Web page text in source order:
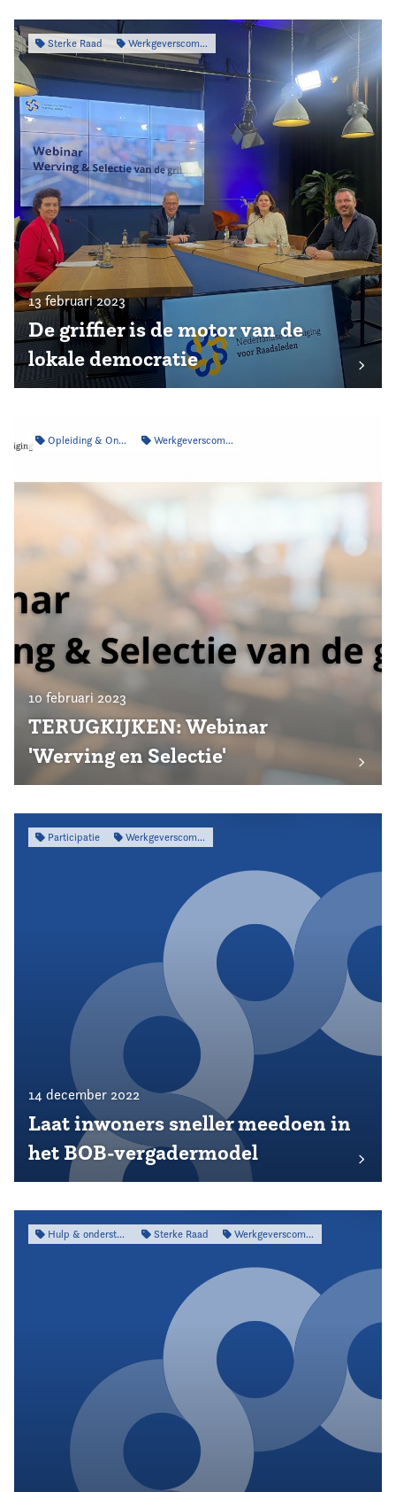
Sterke Raad Werkgeverscommissie
13 februari 2023
De griffier is de motor van de
lokale democratie
Opleiding & Ontwikkeling Werkgeverscommissie
10 februari 2023
TERUGKIJKEN: Webinar
'Werving en Selectie'
Participatie Werkgeverscommissie
14 december 2022
Laat inwoners sneller meedoen in
het BOB-vergadermodel
Hulp & ondersteuning Sterke Raad Werkgeverscommissie